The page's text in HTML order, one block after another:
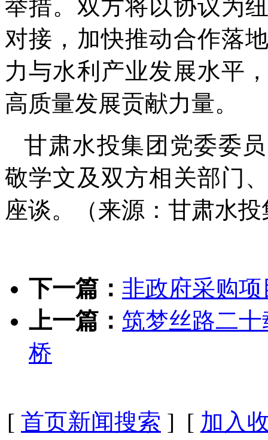
举措。双方将以协议为
对接，加快推动合作落
力与水利产业发展水平
高质量发展贡献力量。
甘肃水投集团党委委
敬学文及双方相关部门
座谈。（来源：甘肃水
下一篇： 非政府采购
上一篇： 筑梦丝路二
桥
[ 首页新闻搜索 ] [ 加入